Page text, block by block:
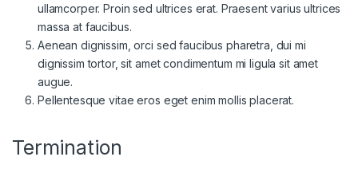
ullamcorper. Proin sed ultrices erat. Praesent varius ultrices
massa at faucibus.
Aenean dignissim, orci sed faucibus pharetra, dui mi
dignissim tortor, sit amet condimentum mi ligula sit amet
augue.
Pellentesque vitae eros eget enim mollis placerat.
Termination